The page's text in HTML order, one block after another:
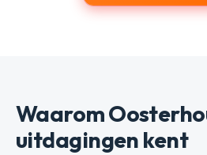
Waarom
uitdagingen kent